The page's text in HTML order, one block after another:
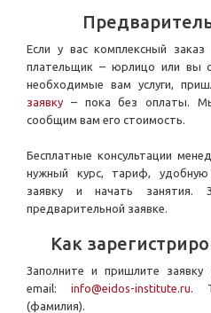
Если у вас комплексный
плательщик –юрлицо или вы
необходимые вам услуги,
заявку
– пока без оплаты.
сообщим вам его стоимость.
Бесплатные консультации
нужный курс, тариф,
заявку и начать занятия.
предварительной заявке.
Как
Заполните и пришлите
email:info@eidos-institute.ru.
(фамилия).